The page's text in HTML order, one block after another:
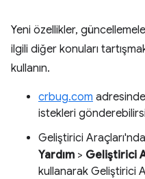
Yeni özellikler,
ilgili diğer konuları
kullanın.
crbug.com
istekleri
Geliştirici Araçları'nda
Yardım > Geliştirici
kullanarak Geliştirici